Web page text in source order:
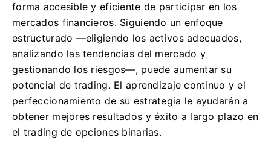
forma accesible y eficiente de participar en los
mercados financieros. Siguiendo un enfoque
estructurado —eligiendo los activos adecuados,
analizando las tendencias del mercado y
gestionando los riesgos—, puede aumentar su
potencial de trading. El aprendizaje continuo y el
perfeccionamiento de su estrategia le ayudarán a
obtener mejores resultados y éxito a largo plazo en
el trading de opciones binarias.